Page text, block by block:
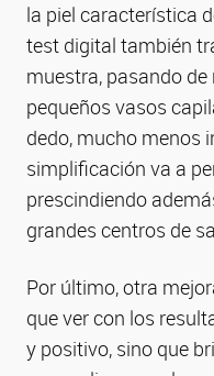
la piel característica
test digital también
muestra, pasando de
pequeños vasos
dedo, mucho menos
simplificación va a
prescindiendo
grandes centros de
Por último, otra
que ver con los
y positivo, sino que